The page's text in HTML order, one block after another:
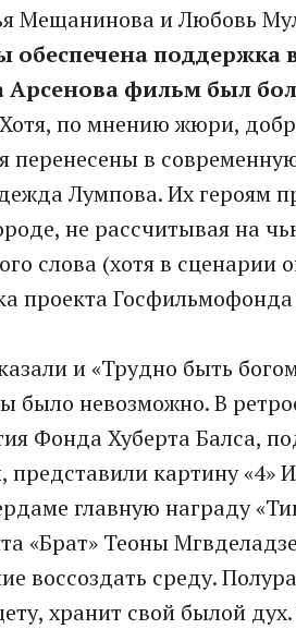
Мещанинова и Любовь
обеспечена поддержка
Арсенова фильм был
Хотя, по мнению жюри,
перенесены в
Лумпова. Их героям
не рассчитывая на
слова (хотя в сценарии
проекта
и «Трудно быть
было невозможно. В
Фонда Хуберта Балса,
картину «4»
главную награду
«Брат» Теоны
воссоздать среду.
хранит свой былой